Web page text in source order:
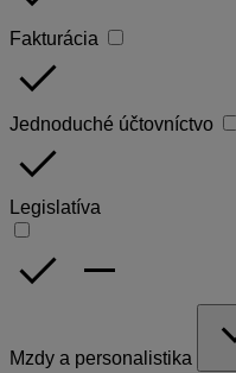
Fakturácia
done
Jednoduché účtovníctvo
done
Legislatíva
done remove
Mzdy a personalistika